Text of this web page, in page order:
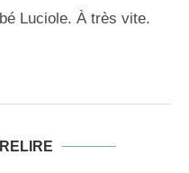
Luciole. À très vite.